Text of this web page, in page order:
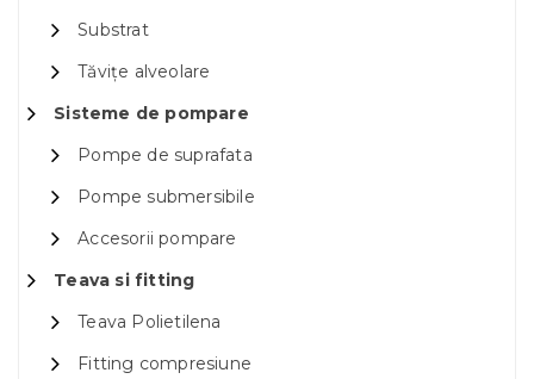
Substrat
Tăvițe alveolare
Sisteme de pompare
Pompe de suprafata
Pompe submersibile
Accesorii pompare
Teava si fitting
Teava Polietilena
Fitting compresiune